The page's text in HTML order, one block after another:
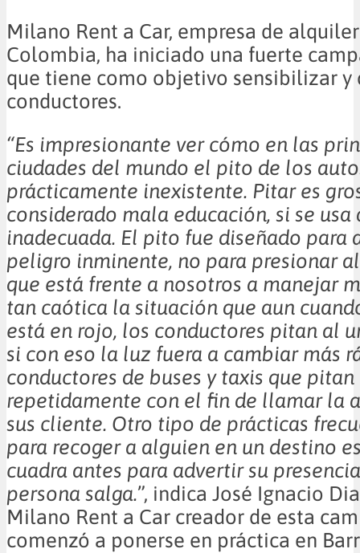
Milano Rent a Car, empresa de
Colombia, ha iniciado una fuerte
que tiene como objetivo sensibilizar y
conductores.
“Es impresionante ver cómo en las
ciudades del mundo el pito de los
prácticamente inexistente. Pitar es
considerado mala educación, si se usa
inadecuada. El pito fue diseñado para
peligro inminente, no para presionar
que está frente a nosotros a manejar
tan caótica la situación que aun
está en rojo, los conductores pitan al
si con eso la luz fuera a cambiar más
conductores de buses y taxis que pitan
repetidamente con el fin de llamar la
sus cliente. Otro tipo de prácticas
para recoger a alguien en un destino
cuadra antes para advertir su
persona salga.”, indica José Ignacio
Milano Rent a Car creador de esta
comenzó a ponerse en práctica en